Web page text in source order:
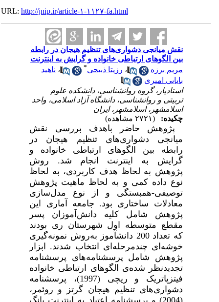
URL:http://jnip.ir/article-۱-۱۱۲۷-fa.html
نقش میانجی دشواری‌های تنظیم هیجان در رابطه
بین الگوهای ارتباطی خانواده و گرایش به اینترنت
مریم برزه
،رزیتا ذبیحی ،ناهید
بابایی امیری
استادیار، گروه روانشناسی، دانشکده علوم
تربیتی و روانشناسی، دانشگاه آزاد اسلامی، واحد
اسلامشهر، اسلامشهر، ایران
چکیده:
پژوهش حاضر باهدف بررسی نقش
میانجی دشواری‌های تنظیم هیجان در
رابطه بین الگوهای ارتباطی خانواده و
گرایش به اینترنت انجام شد. روش
پژوهش به لحاظ هدف کاربردی، به لحاظ
نوع داده کمی و به لحاظ ماهیت پژوهش
توصیفی-همبستگی و از نوع مدل‌سازی
معادلات ساختاری بود. جامعه آماری این
پژوهش شامل کلیه دانشآموزان پسر
مقطع متوسطه اول شهرستان ری بودند
که تعداد 200 دانش­آموز به‌روش نمونه‌گیری
خوشهای چندمرحلهای انتخاب شدند. ابزار
پژوهش شامل پرسشنامه­‌های پرسشنامه
تجدیدنظر شده‌ی الگوهای ارتباطی خانواده
فیتزپاتریک و ریچی (1997)، پرسشنامه
دشواری‌های تنظیم هیجان گرتز و روئمر،
(2004) و پرسشنامه اعتیاد به اینترنت یانگ